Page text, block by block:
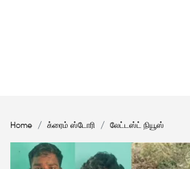
Home க்ரைம் ஸ்டோரி லேட்டஸ்ட் நியூஸ்